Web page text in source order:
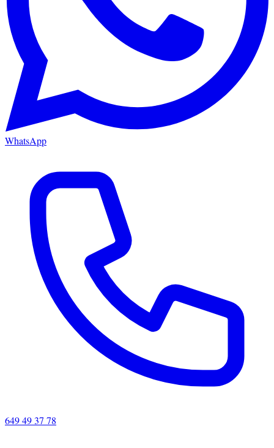
WhatsApp
649 49 37 78